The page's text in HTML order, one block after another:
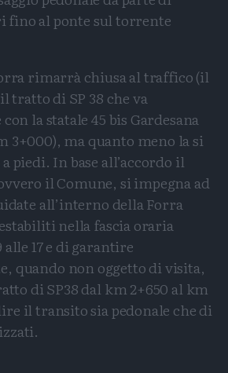
al ponte sul torrente
rimarrà chiusa al traffico (il
tratto di SP 38 che va
la statale 45 bis Gardesana
3+000), ma quanto meno la si
piedi. In base all’accordo il
il Comune, si impegna ad
all’interno della Forra
nella fascia oraria
17 e di garantire
quando non oggetto di visita,
di SP38 dal km 2+650 al km
il transito sia pedonale che di